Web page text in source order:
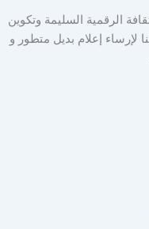
الرقمية السليمة وتكوين
إعلام بديل متطور و